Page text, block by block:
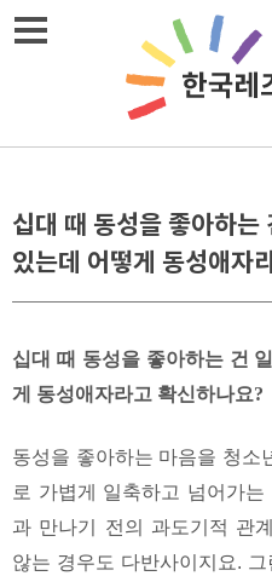
Skip
십대 때 동성을 좋아하는
있는데 어떻게 동성애자
십대 때 동성을 좋아하는 건
게 동성애자라고 확신하나요?
동성을 좋아하는 마음을 청소
로 가볍게 일축하고 넘어가
과 만나기 전의 과도기적 관
않는 경우도 다반사이지요.